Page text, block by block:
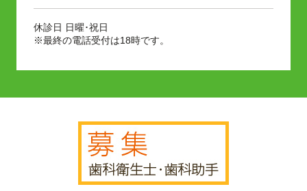
休診日 日曜･祝日
※最終の電話受付は18時です。